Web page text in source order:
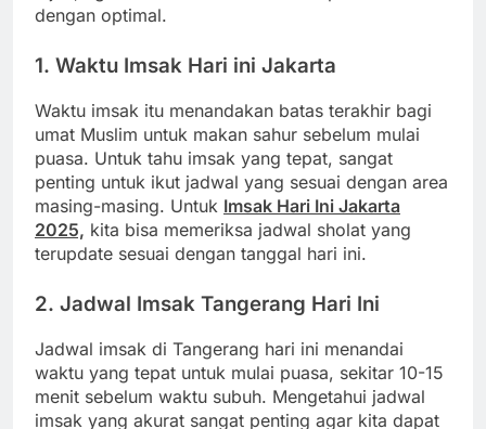
dengan optimal.
1. Waktu Imsak Hari ini Jakarta
Waktu imsak itu menandakan batas terakhir bagi
umat Muslim untuk makan sahur sebelum mulai
puasa. Untuk tahu imsak yang tepat, sangat
penting untuk ikut jadwal yang sesuai dengan area
masing-masing. Untuk Imsak Hari Ini Jakarta
2025, kita bisa memeriksa jadwal sholat yang
terupdate sesuai dengan tanggal hari ini.
2. Jadwal Imsak Tangerang Hari Ini
Jadwal imsak di Tangerang hari ini menandai
waktu yang tepat untuk mulai puasa, sekitar 10-15
menit sebelum waktu subuh. Mengetahui jadwal
imsak yang akurat sangat penting agar kita dapat